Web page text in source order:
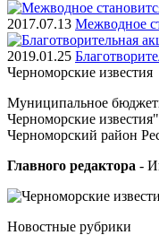
2017.07.13 Межводное
2019.01.25
Черноморские известия
Муниципальное
Черноморские
Черноморский район
Главного редактора -
Новостные рубрики